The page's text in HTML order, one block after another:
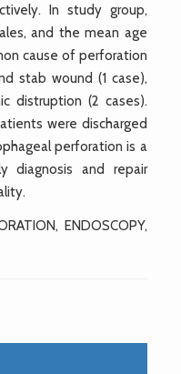
In study group,
and the mean age
cause of perforation
stab wound (1 case),
distruption (2 cases).
were discharged
perforation is a
diagnosis and repair
ENDOSCOPY,